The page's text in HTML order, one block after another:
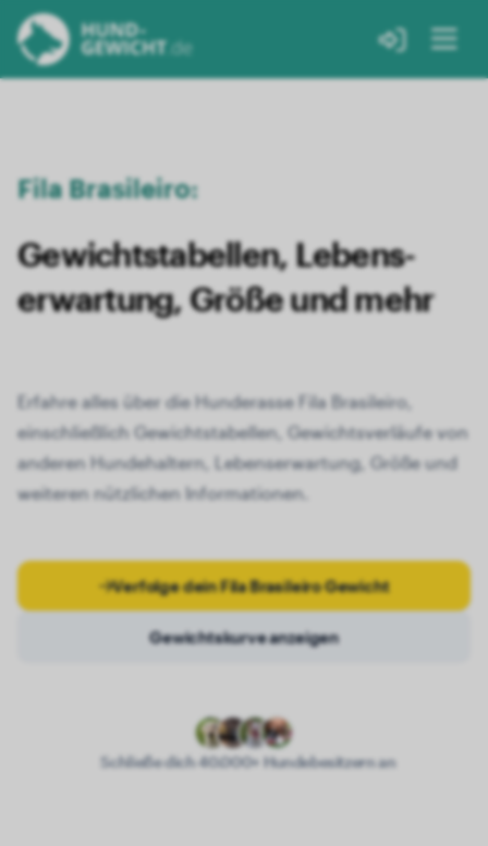
Fila Brasileiro:
Gewichts­tabellen, Lebens­
erwartung, Größe und mehr
Erfahre alles über die Hunderasse Fila Brasileiro,
einschließlich Gewichtstabellen, Gewichtsverläufe von
anderen Hundehaltern, Lebenserwartung, Größe und
weiteren nützlichen Informationen.
Verfolge dein Fila Brasileiro Gewicht
Gewichtskurve anzeigen
Schließe dich 40.000+ Hundebesitzern an